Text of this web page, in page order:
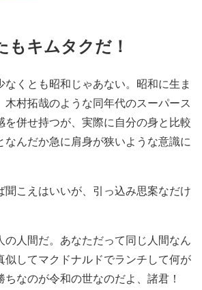
もキムタクだ！
くとも昭和じゃあない。昭和に生ま
木村拓哉のような同年代のスーパース
を併せ持つが、実際に自分の身と比較
なんだか急に肩身が狭いような意識に
聞こえはいいが、引っ込み思案なだけ
の人間だ。あなただって同じ人間なん
似してマクドナルドでランチして何が
なのが令和の世なのだよ、諸君！